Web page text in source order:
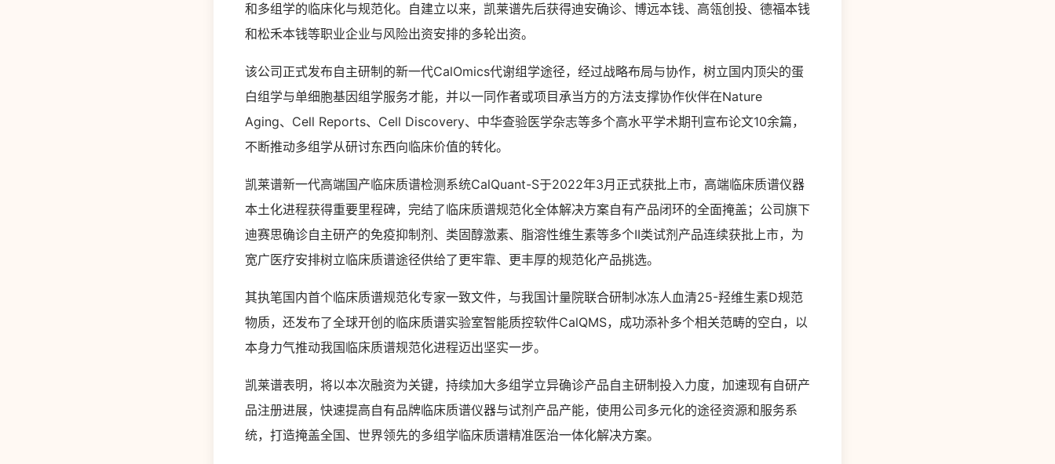
和多组学的临床化与规范化。自建立以来，凯莱谱先后获得迪安确诊、博远本钱、高瓴创投、德福本钱
和松禾本钱等职业企业与风险出资安排的多轮出资。
该公司正式发布自主研制的新一代CalOmics代谢组学途径，经过战略布局与协作，树立国内顶尖的蛋
白组学与单细胞基因组学服务才能，并以一同作者或项目承当方的方法支撑协作伙伴在Nature
Aging、Cell Reports、Cell Discovery、中华查验医学杂志等多个高水平学术期刊宣布论文10余篇，
不断推动多组学从研讨东西向临床价值的转化。
凯莱谱新一代高端国产临床质谱检测系统CalQuant-S于2022年3月正式获批上市，高端临床质谱仪器
本土化进程获得重要里程碑，完结了临床质谱规范化全体解决方案自有产品闭环的全面掩盖；公司旗下
迪赛思确诊自主研产的免疫抑制剂、类固醇激素、脂溶性维生素等多个II类试剂产品连续获批上市，为
宽广医疗安排树立临床质谱途径供给了更牢靠、更丰厚的规范化产品挑选。
其执笔国内首个临床质谱规范化专家一致文件，与我国计量院联合研制冰冻人血清25-羟维生素D规范
物质，还发布了全球开创的临床质谱实验室智能质控软件CalQMS，成功添补多个相关范畴的空白，以
本身力气推动我国临床质谱规范化进程迈出坚实一步。
凯莱谱表明，将以本次融资为关键，持续加大多组学立异确诊产品自主研制投入力度，加速现有自研产
品注册进展，快速提高自有品牌临床质谱仪器与试剂产品产能，使用公司多元化的途径资源和服务系
统，打造掩盖全国、世界领先的多组学临床质谱精准医治一体化解决方案。